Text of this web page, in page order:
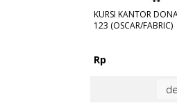
KURSI KANTOR
123 (OSCAR/FABRIC)
Rp